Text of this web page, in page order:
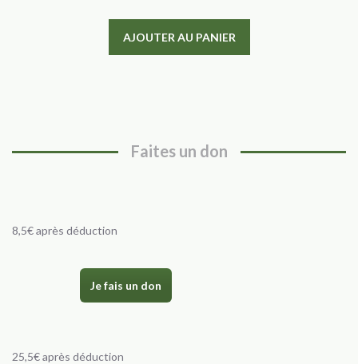
AJOUTER AU PANIER
Faites un don
8,5€ après déduction
Je fais un don
25,5€ après déduction